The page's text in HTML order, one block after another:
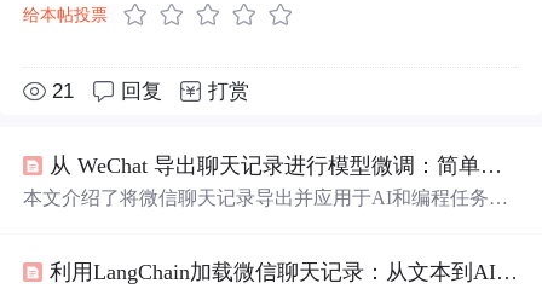
给本帖投票
21 回复 打赏
从 WeChat 导出聊天记录进行模型微调：简单的五步指南
本文介绍了将微信聊天记录导出并应用于AI和编程任务的
后提供了进一步学习的资源，如LangChain官方文档等。利用LangChain加载微信聊天记录：从文本到AI训练样本